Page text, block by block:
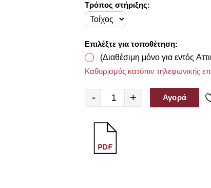
Τρόπος στήριξης:
Επιλέξτε για τοποθέτηση:
(Διαθέσιμη μόνο για εντός
Καθορισμός κατόπιν τηλεφωνικής
- + Αγορά